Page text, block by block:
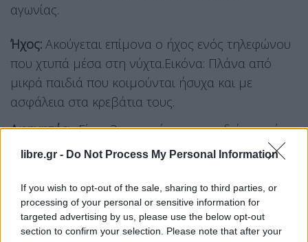
libre.gr - Do Not Process My Personal Information
If you wish to opt-out of the sale, sharing to third parties, or
processing of your personal or sensitive information for
targeted advertising by us, please use the below opt-out
section to confirm your selection. Please note that after your
αγωνίας.
Ήχος: Ακούγεται επίμονα ο ήχος ενός τηλεφώνου
που χτυπά μέσα στη νύχτα.Εικόνα: Πλάνα από
μικρά παιδιά που κοιμούνται ήσυχα και με
ασφάλεια στα κρεβάτια τους.
Αφηγητής:«Είναι 3 το πρωί και τα παιδιά σας είναι
ασφαλή και κοιμούνται. Αλλά υπάρχει ένα
συμβαίνει στον κόσμο».
Μήνυμα:Ο αφηγητής εξηγεί ότι η ψήφος των